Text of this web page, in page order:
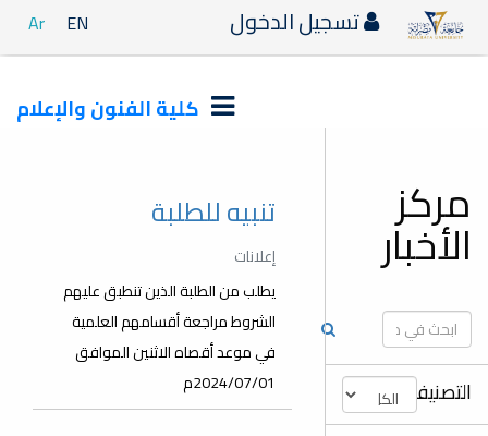
Ar EN تسجيل الدخول
كلية الفنون والإعلام
مركز
الأخبار
التصنيفات
تنبيه للطلبة
إعلانات
يطلب من الطلبة الذين تنطبق عليهم
الشروط مراجعة أقسامهم العلمية
في موعد أقصاه الاثنين الموافق
2024/07/01م